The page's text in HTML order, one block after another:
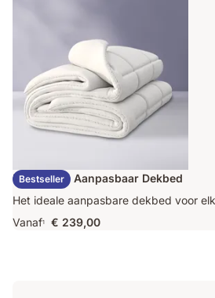
Bestseller
Emma Duo Aanpasbaar Dekbed
Het ideale aanpasbare dekbed voor
Vanaf1 € 239,00